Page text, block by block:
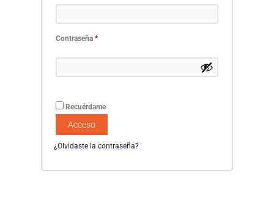
Contraseña *
Recuérdame
Acceso
¿Olvidaste la contraseña?